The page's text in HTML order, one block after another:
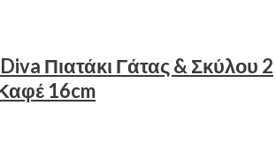
Πιατάκι Γάτας & Σκύλου 2
16cm